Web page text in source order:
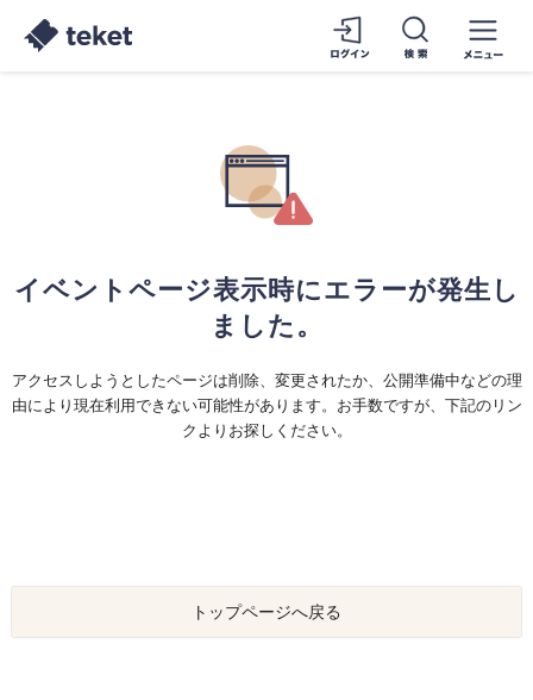
イベントページ表示時にエラーが発生し
ました。
アクセスしようとしたページは削除、変更されたか、公開準備中などの理
由により現在利用できない可能性があります。お手数ですが、下記のリン
クよりお探しください。
トップページへ戻る